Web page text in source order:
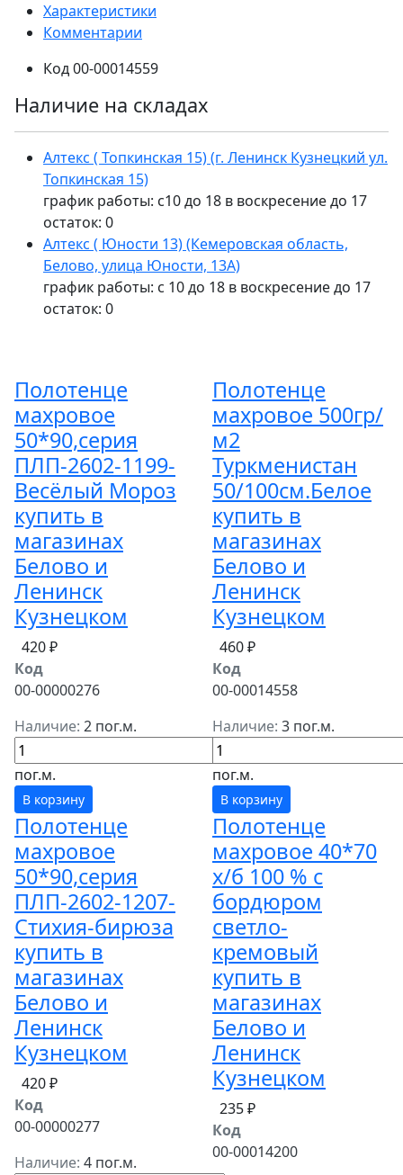
Характеристики
Комментарии
Код00-00014559
Наличие на складах
Алтекс ( Топкинская 15) (г. Ленинск Кузнецкий ул.
Топкинская 15)
график работы: с10 до 18 в воскресение до 17
остаток: 0
Алтекс ( Юности 13) (Кемеровская область,
Белово, улица Юности, 13А)
график работы: с 10 до 18 в воскресение до 17
остаток: 0
Полотенце
махровое
50*90,серия
ПЛП-2602-1199-
Весёлый Мороз
купить в
магазинах
Белово и
Ленинск
Кузнецком
420 ₽
Код
00-00000276
Наличие: 2 пог.м.
пог.м.
В корзину
Полотенце
махровое 500гр/
м2
Туркменистан
50/100см.Белое
купить в
магазинах
Белово и
Ленинск
Кузнецком
460 ₽
Код
00-00014558
Наличие: 3 пог.м.
пог.м.
В корзину
Полотенце
махровое
50*90,серия
ПЛП-2602-1207-
Стихия-бирюза
купить в
магазинах
Белово и
Ленинск
Кузнецком
420 ₽
Код
00-00000277
Наличие: 4 пог.м.
Полотенце
махровое 40*70
х/б 100 % с
бордюром
светло-
кремовый
купить в
магазинах
Белово и
Ленинск
Кузнецком
235 ₽
Код
00-00014200